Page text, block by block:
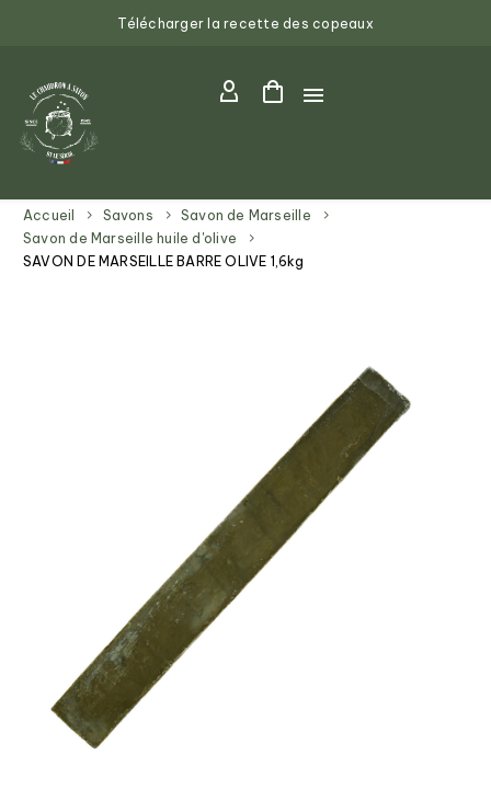
Télécharger la recette des copeaux
Accueil Savons
Savon de Marseille
Savon de Marseille huile d'olive
SAVON DE MARSEILLE BARRE OLIVE 1,6kg